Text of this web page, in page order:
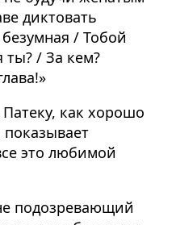
диктовать
/ Тобой
ты? / За кем?
как хорошо
показывает
это любимой
подозревающий